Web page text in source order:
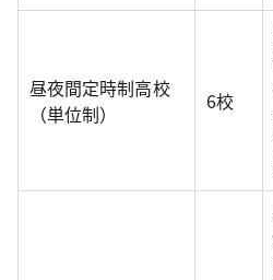
昼夜間定時制高校
（単位制）
6校